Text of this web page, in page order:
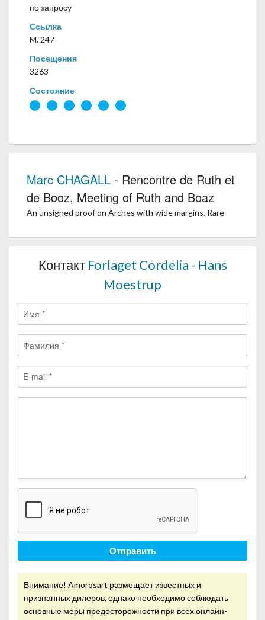
по запросу
Ссылка
M. 247
Посещения
3263
Состояние
Marc CHAGALL - Rencontre de Ruth et
de Booz, Meeting of Ruth and Boaz
An unsigned proof on Arches with wide margins. Rare
Контакт Forlaget Cordelia - Hans
Moestrup
Отправить
Внимание! Amorosart размещает известных и
признанных дилеров, однако необходимо соблюдать
основные меры предосторожности при всех онлайн-